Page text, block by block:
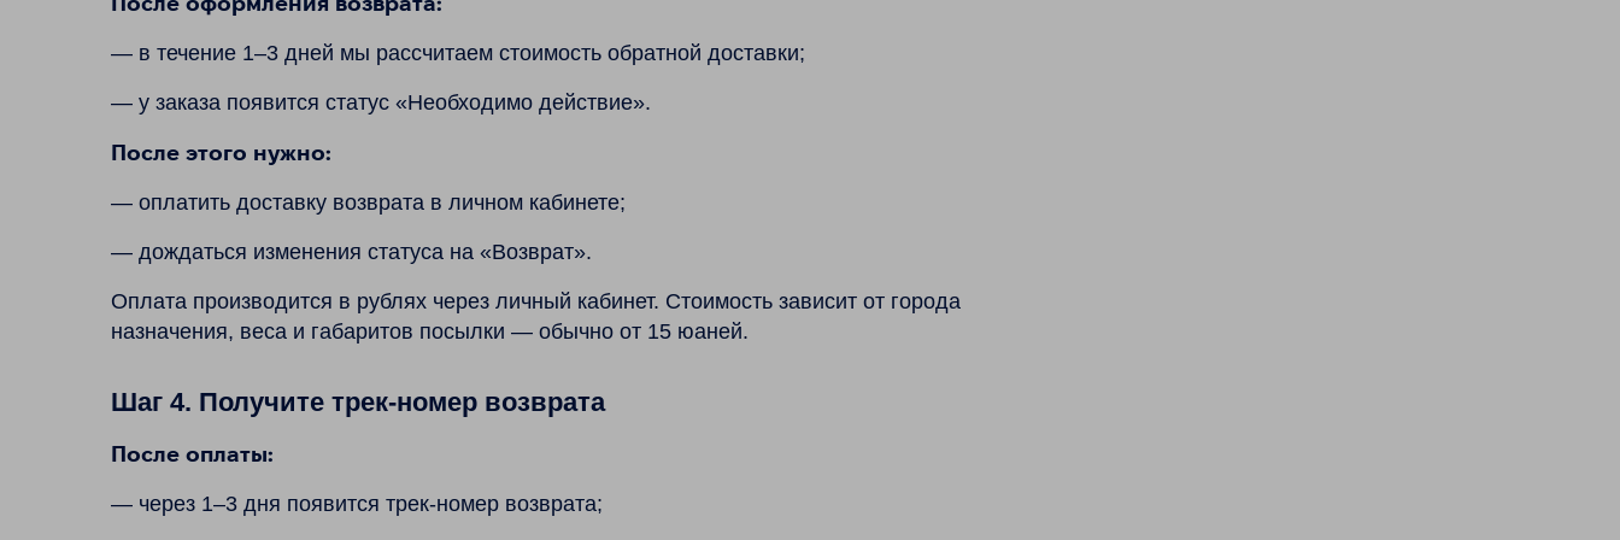
— в течение 1–3 дней мы рассчитаем стоимость обратной доставки;
— у заказа появится статус «Необходимо действие».
После этого нужно:
— оплатить доставку возврата в личном кабинете;
— дождаться изменения статуса на «Возврат».
Оплата производится в рублях через личный кабинет. Стоимость зависит от города
назначения, веса и габаритов посылки — обычно от 15 юаней.
Шаг 4. Получите трек-номер возврата
После оплаты:
— через 1–3 дня появится трек-номер возврата;